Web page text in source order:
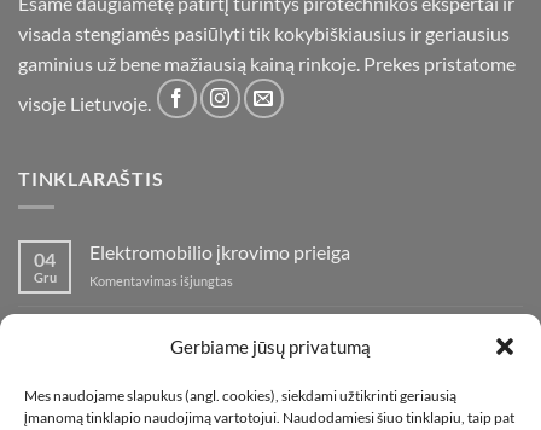
Gerbiame jūsų privatumą
Mes naudojame slapukus (angl. cookies), siekdami užtikrinti geriausią
įmanomą tinklapio naudojimą vartotojui. Naudodamiesi šiuo tinklapiu, taip pat
visada stengiamės pasiūlyti tik kokybiškiausius ir geriausius
gaminius už bene mažiausią kainą rinkoje. Prekes pristatome
visoje Lietuvoje.
TINKLARAŠTIS
04
Gru
Elektromobilio įkrovimo prieiga
Komentavimas išjungtas
prieiga
įraše
fejerverkų
parduotuvė
01 Kaip fotografuoti fejerverkus